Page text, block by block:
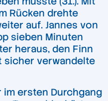
Rücken drehte
auf. Jannes von
sieben Minuten
heraus, den Finn
sicher verwandelte
im ersten Durchgang